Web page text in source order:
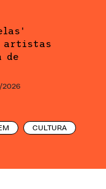
artistas
de
2026
CULTURA